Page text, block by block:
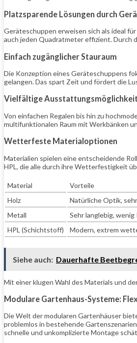
Platzsparende Lösungen durch
Geräteschuppen erweisen sich als ideal
auch jeden Quadratmeter effizient. Durch
Einfach zugänglicher Stauraum
Die Konzeption eines Geräteschuppens
gelangen. Das spart Zeit und fördert die
Vielfältige
Von einfachen Regalen bis hin zu
multifunktionalen Raum mit Werkbänken
Wetterfeste Materialoptionen
Materialien spielen eine entscheidende
HPL, die alle durch ihre Wetterfestigkeit
Material Vorteile
Holz
Natürliche Optik,
Metall
Sehr langlebig,
HPL (Schichtstoff)
Modern, extrem
Siehe auch: Dauerhafte
Mit einer klugen Wahl des Materials und
Modulare Gartenhaus-Systeme:
Die Welt der modularen Gartenhäuser
problemlos in bestehende
schnelle und unkomplizierte Montage